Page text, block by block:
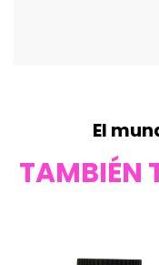
El
TAMBIÉN